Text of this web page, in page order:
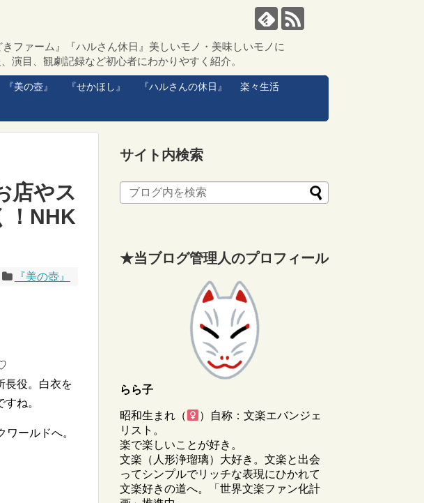
ファーム』『ハルさん休日』美しいモノ・美味しいモノに
演目、観劇記録など初心者にわかりやすく紹介。
『美の壺』 『せかほし』 『ハルさんの休日』
楽々生活
店やス
！NHK
『美の壺』
長役。白衣を
ね。
ールドへ。
サイト内検索
★当ブログ管理人のプロフィール
らら子
昭和生まれ（
）自称：文楽エバンジェ
リスト。
楽で楽しいことが好き。
文楽（人形浄瑠璃）大好き。文楽と出会
ってシンプルでリッチな表現にひかれて
文楽好きの道へ。「世界文楽ファン化計